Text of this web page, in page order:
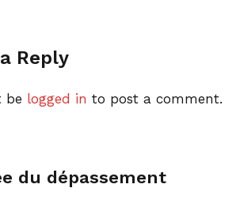
Reply
be logged in to post a comment.
du dépassement